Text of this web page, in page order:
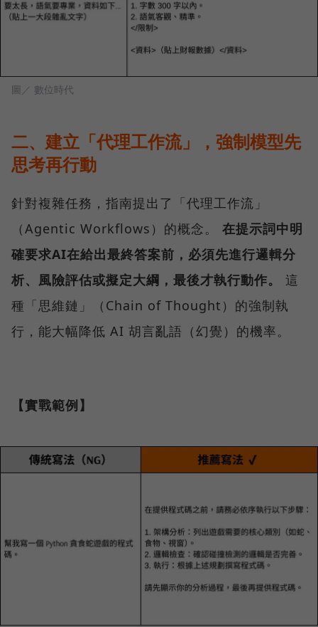
圖／ 數位時代
二、建立「代理工作流」，強制模型先
思考再行動
針對複雜任務，指南提出了「代理工作流」
（Agentic Workflows）的概念。 在提示詞中明
確要求AI在給出最終答案前，必須先進行邏輯分
析、風險評估或擬定大綱，最後才執行動作。
這
種「思維鏈」（Chain of Thought）的強制執
行，能大幅降低 AI 胡言亂語（幻覺）的機率。
【實戰範例】